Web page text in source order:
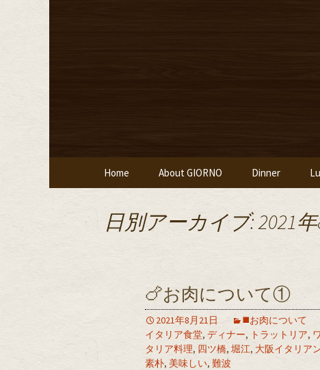
堀江・四
堂ジョル
コンテンツへ移動
Home About GIORNO Dinner
日別アーカイブ: 2021
🍗お肉について①
2021年8月21日 ◼️お肉について
イタリア食堂, ディナー, トラットリア,
タリア料理, 四ツ橋, 堀江, 大阪イタリア
素朴, 美味しい, 難波